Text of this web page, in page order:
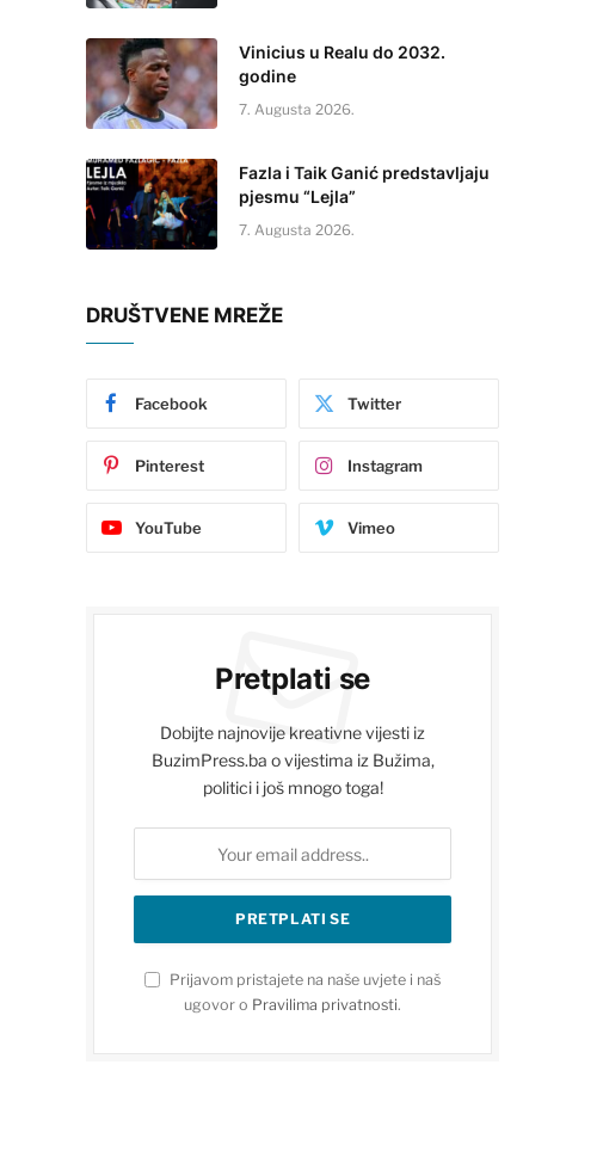
Vinicius u Realu do 2032.
godine
7. Augusta 2026.
Fazla i Taik Ganić predstavljaju
pjesmu “Lejla”
7. Augusta 2026.
DRUŠTVENE MREŽE
Facebook Twitter
Pinterest Instagram
YouTube Vimeo
Pretplati se
Dobijte najnovije kreativne vijesti iz
BuzimPress.ba o vijestima iz Bužima,
politici i još mnogo toga!
Prijavom pristajete na naše uvjete i naš
ugovor o Pravilima privatnosti.